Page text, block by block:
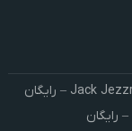
رایگان